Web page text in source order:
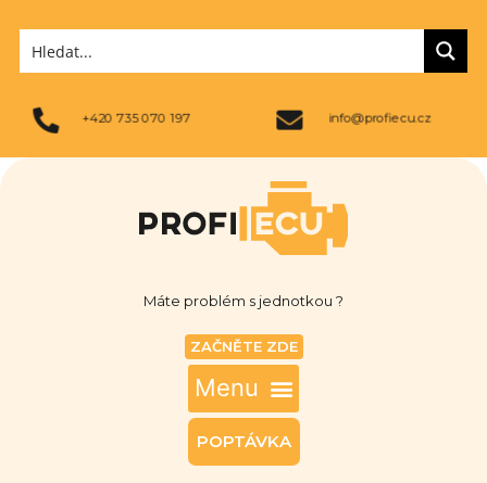
+420 735 070 197 info@profiecu.cz
Máte problém s jednotkou ?
ZAČNĚTE ZDE
POPTÁVKA